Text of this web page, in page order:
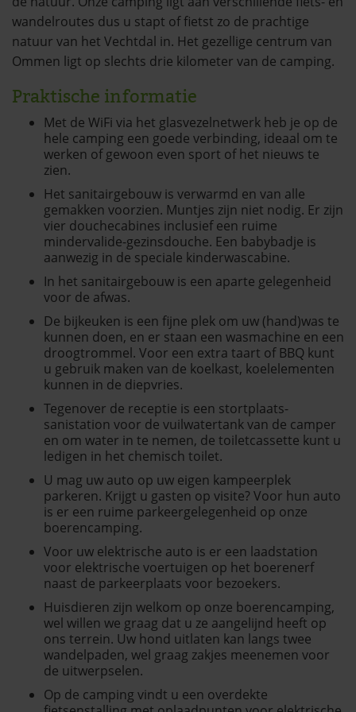
wandelroutes dus u stapt of fietst zo de prachtige
natuur van het Vechtdal in. Het gezellige centrum van
Ommen ligt op slechts drie kilometer van de camping.
Praktische informatie
Met de WiFi via het glasvezelnetwerk heb je op de
hele camping een goede verbinding, ideaal om te
werken of gewoon even sport of het nieuws te
zien.
Het sanitairgebouw is verwarmd en van alle
gemakken voorzien. Muntjes zijn niet nodig. Er zijn
vier douchecabines inclusief een ruime
mindervalide-gezinsdouche. Een babybadje is
aanwezig in de speciale kinderwascabine.
In het sanitairgebouw is een aparte gelegenheid
voor de afwas.
De bijkeuken is een fijne plek om uw (hand)was te
kunnen doen, en er staan een wasmachine en een
droogtrommel. Voor een extra taart of BBQ kunt
u gebruik maken van de koelkast, koelelementen
kunnen in de diepvries.
Tegenover de receptie is een stortplaats-
sanistation voor de vuilwatertank van de camper
en om water in te nemen, de toiletcassette kunt u
ledigen in het chemisch toilet.
U mag uw auto op uw eigen kampeerplek
parkeren. Krijgt u gasten op visite? Voor hun auto
is er een ruime parkeergelegenheid op onze
boerencamping.
Voor uw elektrische auto is er een laadstation
voor elektrische voertuigen op het boerenerf
naast de parkeerplaats voor bezoekers.
Huisdieren zijn welkom op onze boerencamping,
wel willen we graag dat u ze aangelijnd heeft op
ons terrein. Uw hond uitlaten kan langs twee
wandelpaden, wel graag zakjes meenemen voor
de uitwerpselen.
Op de camping vindt u een overdekte